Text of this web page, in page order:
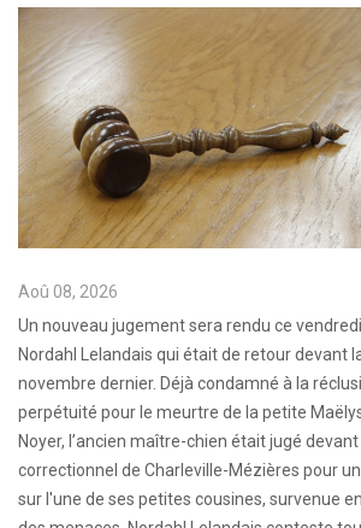
Aoû 08, 2026
Un nouveau jugement sera rendu ce
Nordahl Lelandais qui était de retour devant
novembre dernier. Déjà condamné à la
perpétuité pour le meurtre de la petite
Noyer, l’ancien maître-chien était jugé devant
correctionnel de Charleville-Mézières pour
sur l'une de ses petites cousines, survenue